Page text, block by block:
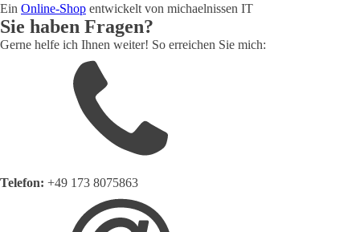
Ein Online-Shop entwickelt von michaelnissen IT
Sie haben Fragen?
Gerne helfe ich Ihnen weiter! So erreichen Sie mich:
Telefon: +49 173 8075863